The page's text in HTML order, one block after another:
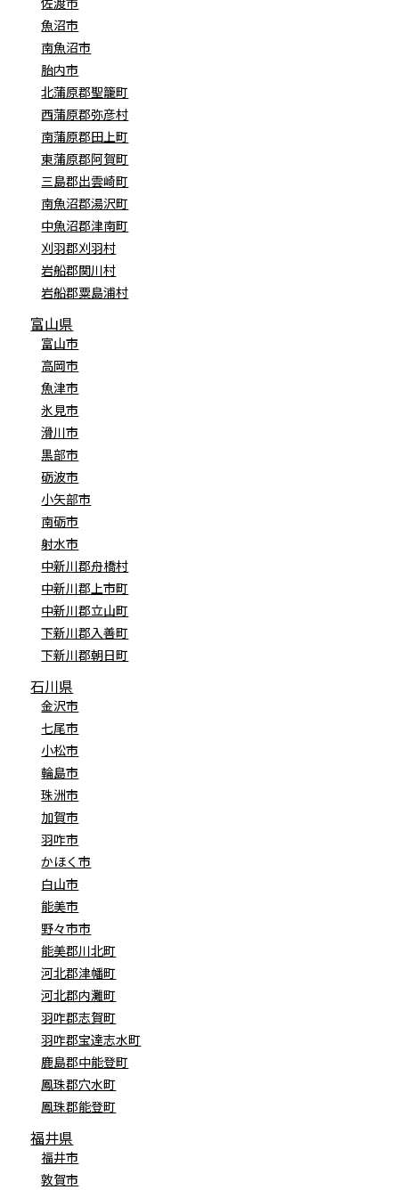
魚沼市
南魚沼市
胎内市
北蒲原郡聖籠町
西蒲原郡弥彦村
南蒲原郡田上町
東蒲原郡阿賀町
三島郡出雲崎町
南魚沼郡湯沢町
中魚沼郡津南町
刈羽郡刈羽村
岩船郡関川村
岩船郡粟島浦村
富山県
富山市
高岡市
魚津市
氷見市
滑川市
黒部市
砺波市
小矢部市
南砺市
射水市
中新川郡舟橋村
中新川郡上市町
中新川郡立山町
下新川郡入善町
下新川郡朝日町
石川県
金沢市
七尾市
小松市
輪島市
珠洲市
加賀市
羽咋市
かほく市
白山市
能美市
野々市市
能美郡川北町
河北郡津幡町
河北郡内灘町
羽咋郡志賀町
羽咋郡宝達志水町
鹿島郡中能登町
鳳珠郡穴水町
鳳珠郡能登町
福井県
福井市
敦賀市